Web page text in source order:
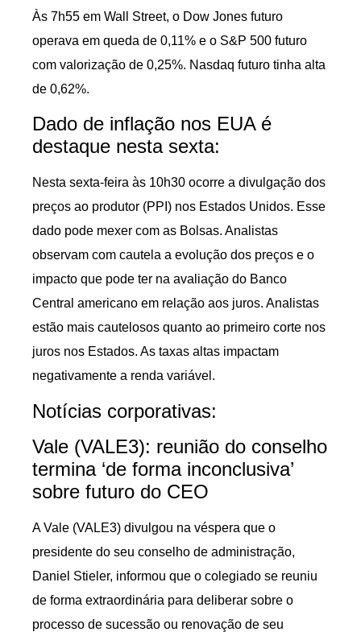
Às 7h55 em Wall Street, o Dow Jones futuro
operava em queda de 0,11% e o S&P 500 futuro
com valorização de 0,25%. Nasdaq futuro tinha alta
de 0,62%.
Dado de inflação nos EUA é
destaque nesta sexta:
Nesta sexta-feira às 10h30 ocorre a divulgação dos
preços ao produtor (PPI) nos Estados Unidos. Esse
dado pode mexer com as Bolsas. Analistas
observam com cautela a evolução dos preços e o
impacto que pode ter na avaliação do Banco
Central americano em relação aos juros. Analistas
estão mais cautelosos quanto ao primeiro corte nos
juros nos Estados. As taxas altas impactam
negativamente a renda variável.
Notícias corporativas:
Vale (VALE3): reunião do conselho
termina ‘de forma inconclusiva’
sobre futuro do CEO
A Vale (VALE3) divulgou na véspera que o
presidente do seu conselho de administração,
Daniel Stieler, informou que o colegiado se reuniu
de forma extraordinária para deliberar sobre o
processo de sucessão ou renovação de seu